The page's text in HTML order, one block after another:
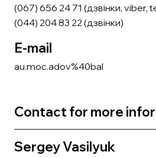
(067) 656 24 71 (дзвінки,
(044) 204 83 22 (дзвінки)
E-mail
au.moc.adov%40bal
Contact for more
Sergey Vasilyuk